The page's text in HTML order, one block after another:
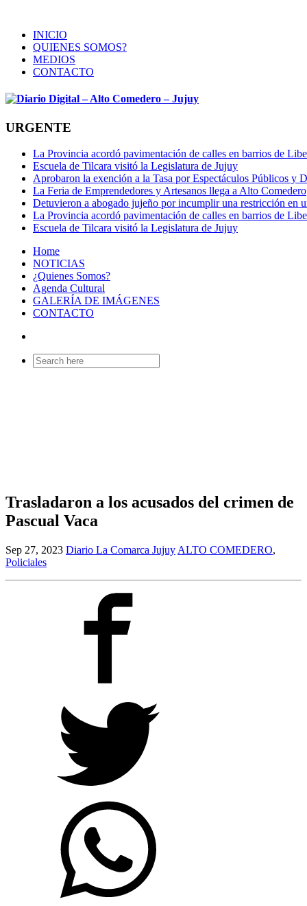
INICIO
QUIENES SOMOS?
MEDIOS
CONTACTO
URGENTE
La Provincia acordó pavimentación de calles en barrios de
Escuela de Tilcara visitó la Legislatura de Jujuy
Aprobaron la exención a la Tasa por Espectáculos Públicos y
La Feria de Emprendedores y Artesanos llega a Alto Comedero
Detuvieron a abogado jujeño por incumplir una restricción en
La Provincia acordó pavimentación de calles en barrios de
Escuela de Tilcara visitó la Legislatura de Jujuy
Home
NOTICIAS
¿Quienes Somos?
Agenda Cultural
GALERÍA DE IMÁGENES
CONTACTO
Search
for:
Trasladaron a los acusados del crimen de
Pascual Vaca
Sep 27, 2023 Diario La Comarca Jujuy ALTO COMEDERO,
Policiales